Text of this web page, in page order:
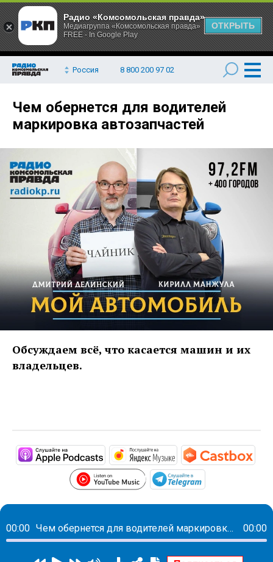
Россия 8 800 200 97 02
Чем обернется для водителей
маркировка автозапчастей
Обсуждаем всё, что касается машин и их
владельцев.
https://podcasts.apple.com/ru/
https://
https://www.youtube.com/
00:00 Чем обернется для водителей маркировка автозапчастей 00:00
Радио «Комсомольская правда»
Медиагруппа «Комсомольская правда»
FREE - In Google Play
ОТКРЫТЬ